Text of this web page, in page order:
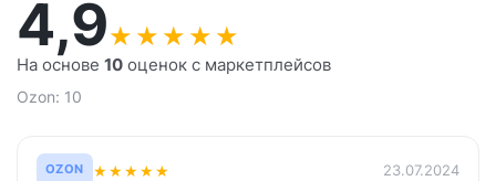
4,9★ ★ ★ ★ ★
На основе 10 оценок с маркетплейсов
Ozon: 10
OZON ★★★★★ 23.07.2024